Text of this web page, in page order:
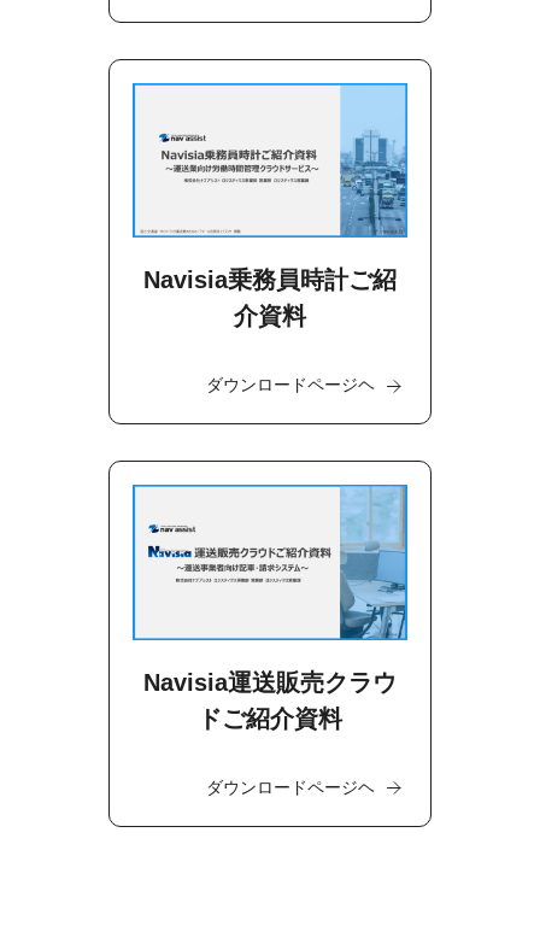
Navisia乗務員時計ご紹
介資料
ダウンロードページヘ
Navisia運送販売クラウ
ドご紹介資料
ダウンロードページヘ